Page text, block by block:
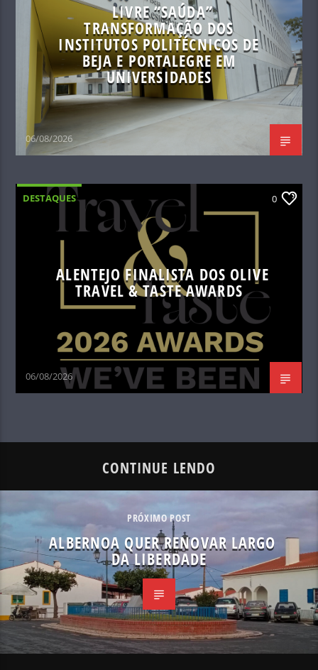
LIVRE “SAÚDA”
TRANSFORMAÇÃO DOS
INSTITUTOS POLITÉCNICOS DE
BEJA E PORTALEGRE EM
UNIVERSIDADES
06/08/2026
DESTAQUES 0
ALENTEJO FINALISTA DOS OLIVE
TRAVEL & TASTE AWARDS
06/08/2026
CONTINUE LENDO
PRÓXIMO POST
ALBERNOA QUER RENOVAR LARGO
DA LIBERDADE